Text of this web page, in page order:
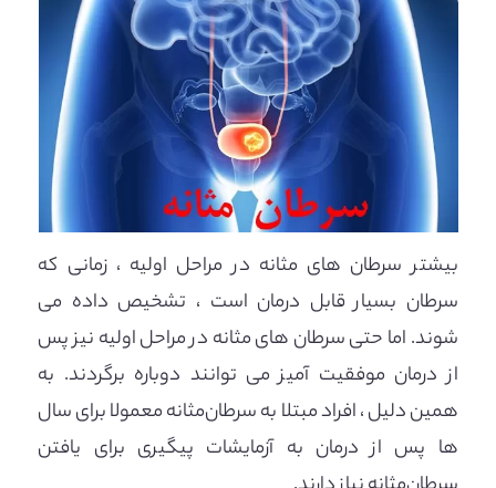
بیشتر سرطان های مثانه در مراحل اولیه ، زمانی که
سرطان بسیار قابل درمان است ، تشخیص داده می
شوند. اما حتی سرطان های مثانه در مراحل اولیه نیز پس
از درمان موفقیت آمیز می توانند دوباره برگردند. به
همین دلیل ، افراد مبتلا به سرطان‌مثانه معمولا برای سال
ها پس از درمان به آزمایشات پیگیری برای یافتن